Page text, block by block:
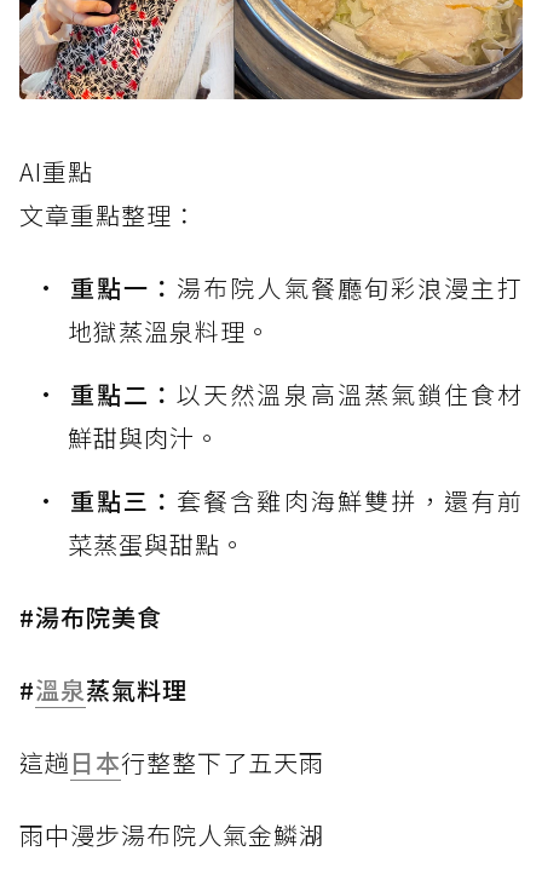
AI重點
文章重點整理：
重點一： 湯布院人氣餐廳旬彩浪漫主打
地獄蒸溫泉料理。
重點二：以天然溫泉高溫蒸氣鎖住食材
鮮甜與肉汁。
重點三： 套餐含雞肉海鮮雙拼，還有前
菜蒸蛋與甜點。
#湯布院美食
#溫泉蒸氣料理
這趟日本行整整下了五天雨
雨中漫步湯布院人氣金鱗湖